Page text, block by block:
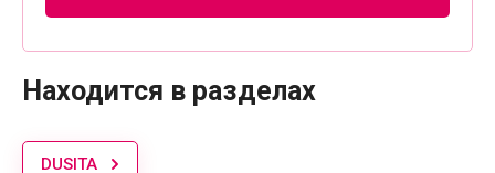
Находится в разделах
DUSITA